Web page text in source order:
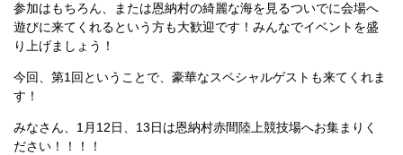
参加はもちろん、または恩納村の綺麗な海を見るついでに会場へ
遊びに来てくれるという方も大歓迎です！みんなでイベントを盛
り上げましょう！
今回、第1回ということで、豪華なスペシャルゲストも来てくれま
す！
みなさん、1月12日、13日は恩納村赤間陸上競技場へお集まりく
ださい！！！！